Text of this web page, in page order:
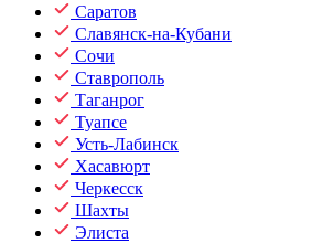
Саратов
Славянск-на-Кубани
Сочи
Ставрополь
Таганрог
Туапсе
Усть-Лабинск
Хасавюрт
Черкесск
Шахты
Элиста